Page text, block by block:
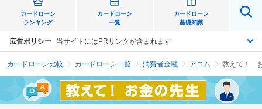
カードローン
ランキング
カードローン
一覧
カードローン
基礎知識
広告ポリシー 当サイトにはPRリンクが含まれます
カードローン比較 カードローン一覧 消費者金融 アコム